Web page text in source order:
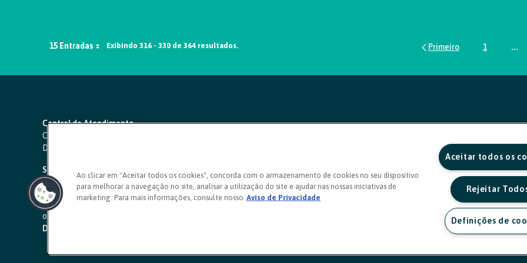
15 Entradas Exibindo 316 - 330 de 364 resultados.
Página
1 ...
Central de Atendimento
Capitais e regiões metropolitanas:
Demais localidades:
SAC 24 horas
Ouvidoria
0800 725 0996
(de segunda a sexta, das 8h às 20h)
ouvidoriasicoob.com.br
Deficientes auditivos ou de fala
Ao clicar em "Aceitar todos os cookies", concorda com o armazenamento de cookies no seu dispositivo
para melhorar a navegação no site, analisar a utilização do site e ajudar nas nossas iniciativas de
marketing. Para mais informações, consulte nosso Aviso de Privacidade
Aceitar todos os
Rejeitar
Definições de